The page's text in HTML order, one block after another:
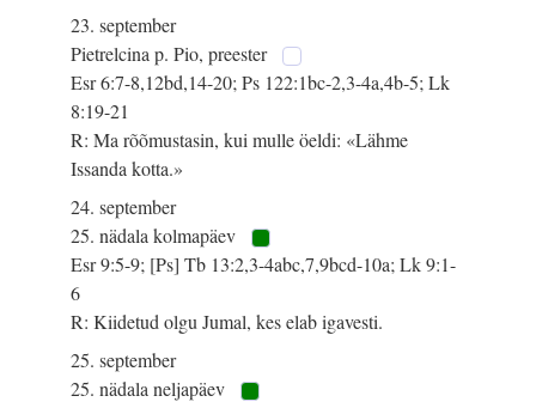
23. september
Pietrelcina p. Pio, preester
Esr 6:7-8,12bd,14-20; Ps 122:1bc-2,3-4a,4b-5; Lk
8:19-21
R: Ma rõõmustasin, kui mulle öeldi: «Lähme
Issanda kotta.»
24. september
25. nädala kolmapäev
Esr 9:5-9; [Ps] Tb 13:2,3-4abc,7,9bcd-10a; Lk 9:1-
6
R: Kiidetud olgu Jumal, kes elab igavesti.
25. september
25. nädala neljapäev